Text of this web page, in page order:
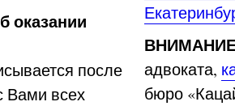
оказании
после
Вами всех
адвоката,
бюро